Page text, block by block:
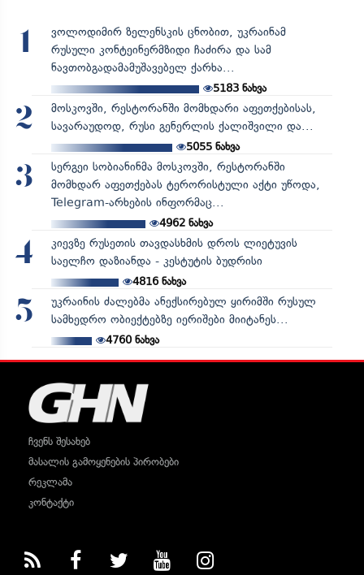
1
ვოლოდიმირ ზელენსკის ცნობით, უკრაინამ
რუსული კონტეინერმზიდი ჩაძირა და სამ
ნავთობგადამამუშავებელ ქარხა...
5183 ნახვა
2
მოსკოვში, რესტორანში მომხდარი აფეთქებისას,
სავარაუდოდ, რუსი გენერლის ქალიშვილი და...
5055ნახვა
3
სერგეი სობიანინმა მოსკოვში, რესტორანში
მომხდარ აფეთქებას ტერორისტული აქტი უწოდა,
Telegram-არხების ინფორმაც...
4962ნახვა
4
კიევზე რუსეთის თავდასხმის დროს ლიეტუვის
საელჩო დაზიანდა - კესტუტის ბუდრისი
4816ნახვა
5
უკრაინის ძალებმა ანექსირებულ ყირიმში რუსულ
სამხედრო ობიექტებზე იერიშები მიიტანეს...
4760ნახვა
ჩვენს შესახებ
მასალის გამოყენების პირობები
რეკლამა
კონტაქტი